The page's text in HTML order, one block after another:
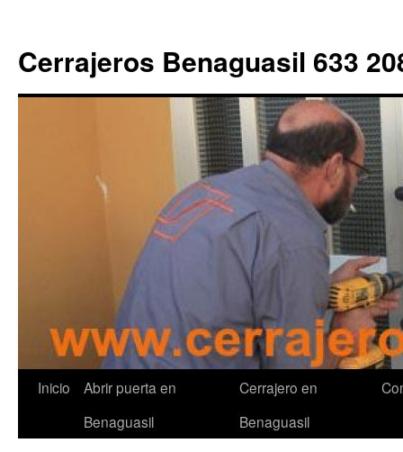
Cerrajeros Benaguasil 633
Saltar
Inicio
Abrir puerta en
Benaguasil
Cerrajero en
Benaguasil